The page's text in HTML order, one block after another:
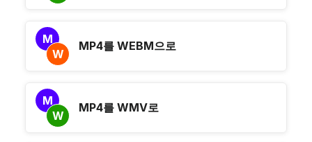
M
W
MP4를 WEBM으로
M
W
MP4를 WMV로